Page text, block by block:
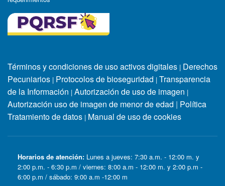
Términos y condiciones de uso activos digitales | Derechos
Pecuniarios | Protocolos de bioseguridad | Transparencia
de la Información | Autorización de uso de imagen |
Autorización uso de imagen de menor de edad | Política
Tratamiento de datos | Manual de uso de cookies
Horarios de atención: Lunes a jueves: 7:30 a.m. - 12:00 m. y
2:00 p.m. - 6:30 p.m / viernes: 8:00 a.m - 12:00 m. y 2:00 p.m -
6:00 p.m / sábado: 9:00 a.m -12:00 m